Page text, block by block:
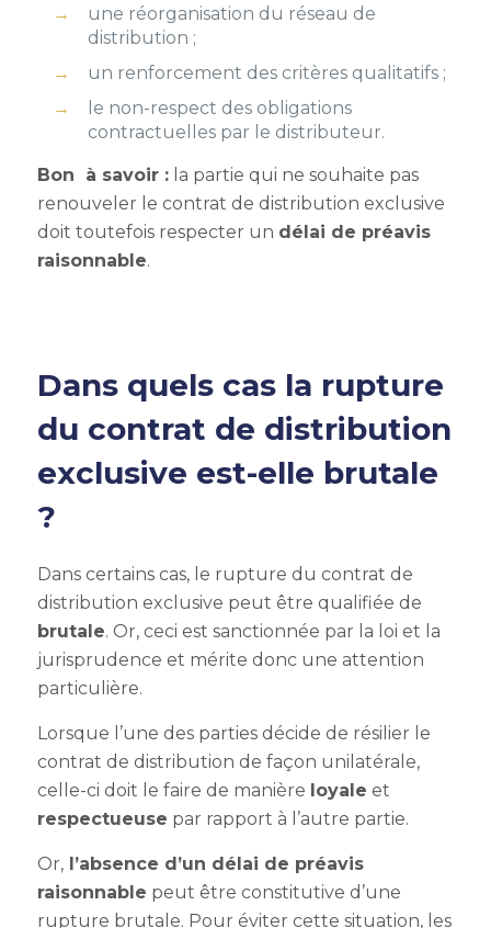
une réorganisation du réseau de
distribution ;
un renforcement des critères qualitatifs ;
le non-respect des obligations
contractuelles par le distributeur.
Bon à savoir :la partie qui ne souhaite pas
renouveler le contrat de distribution exclusive
doit toutefois respecter un délai de préavis
raisonnable.
Dans quels cas la rupture
du contrat de distribution
exclusive est-elle brutale
?
Dans certains cas, le rupture du contrat de
distribution exclusive peut être qualifiée de
brutale. Or, ceci est sanctionnée par la loi et la
jurisprudence et mérite donc une attention
particulière.
Lorsque l’une des parties décide de résilier le
contrat de distribution de façon unilatérale,
celle-ci doit le faire de manière loyale et
respectueuse par rapport à l’autre partie.
Or,l’absence d’un délai de préavis
raisonnable peut être constitutive d’une
rupture brutale. Pour éviter cette situation, les